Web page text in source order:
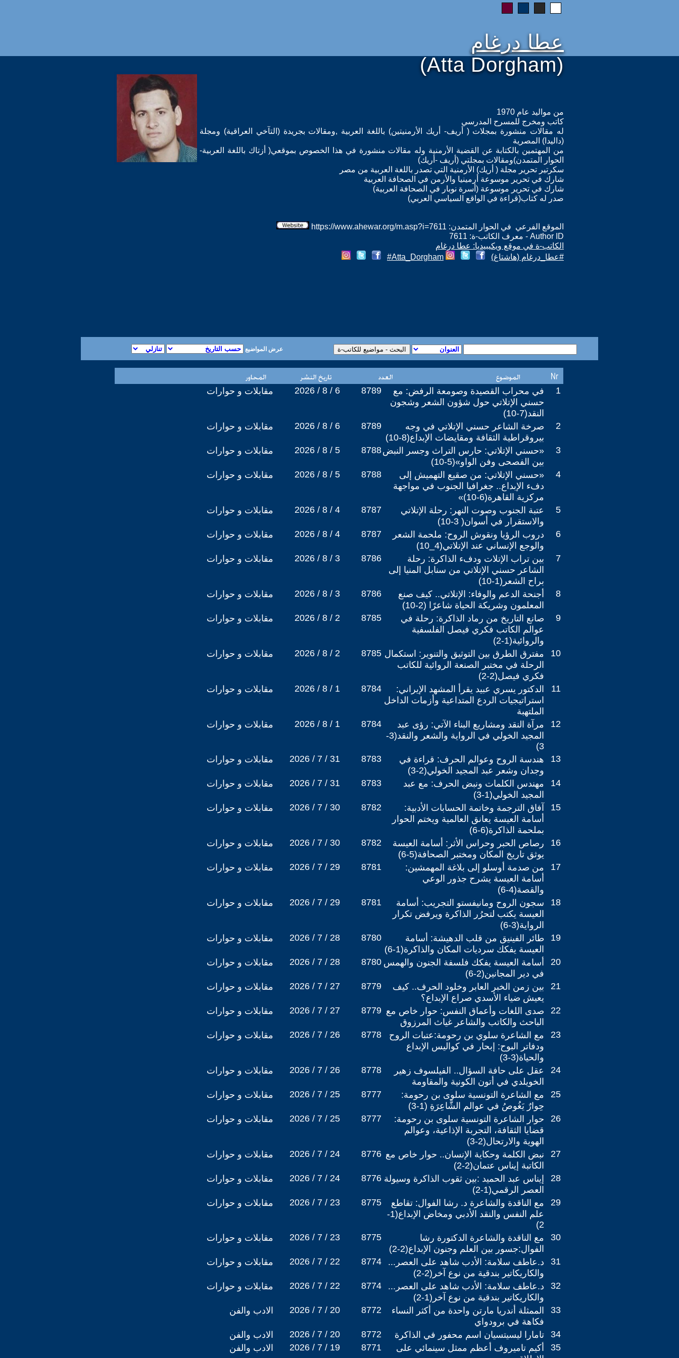
عطا درغام
(Atta Dorgham)
من مواليد عام 1970
كاتب ومخرج للمسرح المدرسي
له مقالات منشورة بمجلات ( أريف- أريك الأرمنيتين) باللغة العربية ,ومقالات بجريدة (التآخي العراقية) ومجلة
(داليدا) المصرية
من المهتمين بالكتابة عن القضية الأرمنية وله مقالات منشورة في هذا الخصوص بموقعي( أزتاك باللغة العربية-
الحوار المتمدن)ومقالات بمجلتي (أريف -أريك)
سكرتير تحرير مجلة ( أريك) الأرمنية التي تصدر باللغة العربية من مصر
شارك في تحرير موسوعة أرمينيا والأرمن في الصحافة العربية
شارك في تحرير موسوعة (أسرة نوبار في الصحافة العربية)
صدر له كتاب(قراءة في الواقع السياسي العربي)
الموقع الفرعي في الحوار المتمدن: https://www.ahewar.org/m.asp?i=7611
Author ID - معرف الكاتب-ة: 7611
الكاتب-ة في موقع ويكيبيديا: عطا درغام
#عطا_درغام (هاشتاغ)
Atta_Dorgham#
عرض المواضيع
مقابلات و حوارات 2026 / 8 / 6 8789
في محراب القصيدة وصومعة الرفض: مع
حسني الإتلاتي حول شؤون الشعر وشجون
النقد(7-10)
1
مقابلات و حوارات 2026 / 8 / 6 8789
صرخة الشاعر حسني الإتلاتي في وجه
بيروقراطية الثقافة ومقايضات الإبداع(8-10)
2
مقابلات و حوارات 2026 / 8 / 5 8788«حسني الإتلاتي: حارس التراث وجسر النبض
بين الفصحى وفن الواو»(5-10)
3
مقابلات و حوارات 2026 / 8 / 5 8788
«حسني الإتلاتي: من صقيع التهميش إلى
دفء الإبداع.. جغرافيا الجنوب في مواجهة
مركزية القاهرة(6-10)»
4
مقابلات و حوارات 2026 / 8 / 4 8787
عتبة الجنوب وصوت النهر: رحلة الإتلاتي
والاستقرار في أسوان( 3-10)
5
مقابلات و حوارات 2026 / 8 / 4 8787
دروب الرؤيا ونقوش الروح: ملحمة الشعر
والوجع الإنساني عند الإتلاتي(4_10)
6
مقابلات و حوارات 2026 / 8 / 3 8786
بين تراب الإتلات ودفء الذاكرة: رحلة
الشاعر حسني الإتلاتي من سنابل المنيا إلى
براح الشعر(1-10)
7
مقابلات و حوارات 2026 / 8 / 3 8786
أجنحة الدعم والوفاء: الإتلاتي.. كيف صنع
المعلمون وشريكة الحياة شاعرًا (2-10)
8
مقابلات و حوارات 2026 / 8 / 2 8785
صانع التاريخ من رماد الذاكرة: رحلة في
عوالم الكاتب فكري فيصل الفلسفية
والروائية(1-2)
9
مقابلات و حوارات 2026 / 8 / 2 8785 مفترق الطرق بين التوثيق والتنوير: استكمال
الرحلة في مختبر الصنعة الروائية للكاتب
فكري فيصل(2-2)
10
مقابلات و حوارات 2026 / 8 / 1 8784
الدكتور يسري عبيد يقرأ المشهد الإيراني:
استراتيجيات الردع المتداعية وأزمات الداخل
الملتهبة
11
مقابلات و حوارات 2026 / 8 / 1 8784
مرآة النقد ومشاريع البناء الآتي: رؤى عبد
المجيد الخولي في الرواية والشعر والنقد(3-
3)
12
مقابلات و حوارات 2026 / 7 / 31 8783
هندسة الروح وعوالم الحرف: قراءة في
وجدان وشعر عبد المجيد الخولي(2-3)
13
مقابلات و حوارات 2026 / 7 / 31 8783
مهندس الكلمات ونبض الحرف: مع عبد
المجيد الخولي(1-3)
14
مقابلات و حوارات 2026 / 7 / 30 8782
آفاق الترجمة وخاتمة الحسابات الأدبية:
أسامة العيسة يعانق العالمية ويختم الحوار
بملحمة الذاكرة(6-6)
15
مقابلات و حوارات 2026 / 7 / 30 8782
رصاص الحبر وحراس الأثر: أسامة العيسة
يوثق تاريخ المكان ومختبر الصحافة(5-6)
16
مقابلات و حوارات 2026 / 7 / 29 8781
من صدمة أوسلو إلى بلاغة المهمشين:
أسامة العيسة يشرح جذور الوعي
والقصة(4-6)
17
مقابلات و حوارات 2026 / 7 / 29 8781
سجون الروح ومانيفستو التجريب: أسامة
العيسة يكتب لتحرُر الذاكرة ويرفض تكرار
الرواية(3-6)
18
مقابلات و حوارات 2026 / 7 / 28 8780
طائر الفينيق من قلب الدهيشة: أسامة
العيسة يفكك سرديات المكان والذاكرة(1-6)
19
مقابلات و حوارات 2026 / 7 / 28 8780 أسامة العيسة يفكك فلسفة الجنون والهمس
في دير المجانين(2-6)
20
مقابلات و حوارات 2026 / 7 / 27 8779
بين زمن الخبر العابر وخلود الحرف.. كيف
يعيش ضياء الأسدي صراع الإبداع؟
21
مقابلات و حوارات 2026 / 7 / 27 8779 صدى اللغات وأعماق النفس: حوار خاص مع
الباحث والكاتب والشاعر غياث المرزوق
22
مقابلات و حوارات 2026 / 7 / 26 8778
مع الشاعرة سلوي بن رحومة:عتبات الروح
ودفاتر البوح: إبحار في كواليس الإبداع
والحياة(3-3)
23
مقابلات و حوارات 2026 / 7 / 26 8778
عقل على حافة السؤال.. الفيلسوف زهير
الخويلدي في أتون الكونية والمقاومة
24
مقابلات و حوارات 2026 / 7 / 25 8777
مع الشاعرة التونسية سلوى بن رحومة:
حِوارٌ يَغُوصُ في عوالم الشَّاعِرَةِ (1-3)
25
مقابلات و حوارات 2026 / 7 / 25 8777
حوار الشاعرة التونسية سلوى بن رحومة:
قضايا الثقافة، التجربة الإذاعية، وعوالم
الهوية والارتحال(2-3)
26
مقابلات و حوارات 2026 / 7 / 24 8776 نبض الكلمة وحكاية الإنسان.. حوار خاص مع
الكاتبة إيناس عتمان(2-2)
27
مقابلات و حوارات 2026 / 7 / 24 8776 إيناس عبد الحميد :بين ثقوب الذاكرة وسيولة
العصر الرقمي(1-2)
28
مقابلات و حوارات 2026 / 7 / 23 8775
مع الناقدة والشاعرة د. رشا الفوال: تقاطع
علم النفس والنقد الأدبي ومخاض الإبداع(1-
2)
29
مقابلات و حوارات 2026 / 7 / 23 8775
مع الناقدة والشاعرة الدكتورة رشا
الفوال:جسور بين العلم وجنون الإبداع(2-2)
30
مقابلات و حوارات 2026 / 7 / 22 8774
د.عاطف سلامة: الأدب شاهد على العصر...
والكاريكاتير بندقية من نوع آخر(2-2)
31
مقابلات و حوارات 2026 / 7 / 22 8774
د.عاطف سلامة: الأدب شاهد على العصر...
والكاريكاتير بندقية من نوع آخر(1-2)
32
الادب والفن 2026 / 7 / 20 8772
الممثلة أندريا مارتن واحدة من أكثر النساء
فكاهة في برودواي
33
الادب والفن 2026 / 7 / 20 8772 تامارا ليسيتسيان اسم محفور في الذاكرة
34
الادب والفن
2026 / 7 / 19 8771
أكيم تاميروف أعظم ممثل سينمائي على
35